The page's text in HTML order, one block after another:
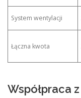
System wentylacji
Łączna kwota
Współpraca